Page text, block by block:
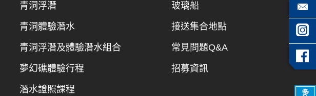
青洞浮潛
青洞體驗潛水
青洞浮潛及體驗潛水組合
夢幻礁體驗行程
潛水證照課程
玻璃船
接送集合地點
常見問題Q&A
招募資訊